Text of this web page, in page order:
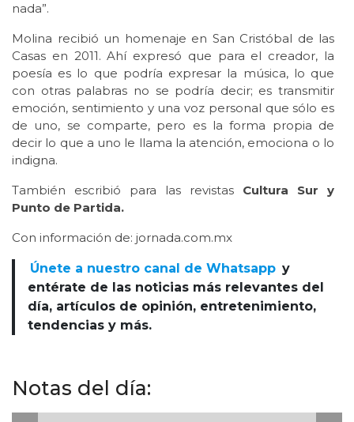
nada”.
Molina recibió un homenaje en San Cristóbal de las
Casas en 2011. Ahí expresó que para el creador, la
poesía es lo que podría expresar la música, lo que
con otras palabras no se podría decir; es transmitir
emoción, sentimiento y una voz personal que sólo es
de uno, se comparte, pero es la forma propia de
decir lo que a uno le llama la atención, emociona o lo
indigna.
También escribió para las revistas Cultura Sur y
Punto de Partida.
Con información de: jornada.com.mx
Únete a nuestro canal de Whatsapp y
entérate de las noticias más relevantes del
día, artículos de opinión, entretenimiento,
tendencias y más.
Notas del día: